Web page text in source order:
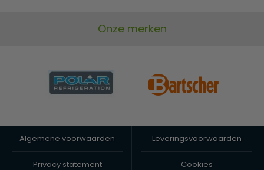
Onze merken
Algemene voorwaarden Leveringsvoorwaarden
Privacy statement Cookies